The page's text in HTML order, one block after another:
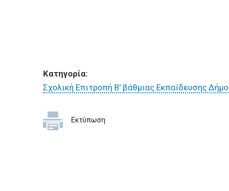
Κατηγορία:
Σχολική Επιτροπή Β' βάθμιας Εκπαίδευσης
Εκτύπωση